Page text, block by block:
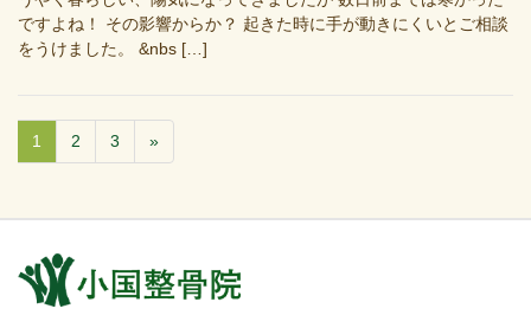
ですよね！ その影響からか？ 起きた時に手が動きにくいとご相談
をうけました。 &nbs […]
1 2 3 »